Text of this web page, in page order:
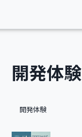
開発体験
開発体験